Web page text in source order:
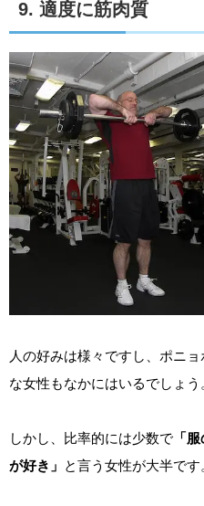
9. 適度に筋肉質
人の好みは様々ですし、ポニ
な女性もなかにはいるでしょう
しかし、比率的には少数で 「
が好き」 と言う女性が大半です